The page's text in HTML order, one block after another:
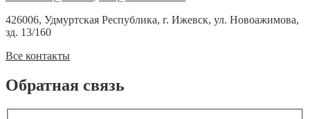
426006, Удмуртская Республика, г. Ижевск, ул. Новоажимова,
зд. 13/160
Все контакты
Обратная связь